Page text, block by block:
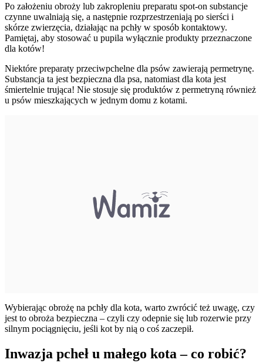
Po założeniu obroży lub zakropleniu preparatu spot-on substancje
czynne uwalniają się, a następnie rozprzestrzeniają po sierści i
skórze zwierzęcia, działając na pchły w sposób kontaktowy.
Pamiętaj, aby stosować u pupila wyłącznie produkty przeznaczone
dla kotów!
Niektóre preparaty przeciwpchelne dla psów zawierają permetrynę.
Substancja ta jest bezpieczna dla psa, natomiast dla kota jest
śmiertelnie trująca! Nie stosuje się produktów z permetryną również
u psów mieszkających w jednym domu z kotami.
Wybierając obrożę na pchły dla kota, warto zwrócić też uwagę, czy
jest to obroża bezpieczna – czyli czy odepnie się lub rozerwie przy
silnym pociągnięciu, jeśli kot by nią o coś zaczepił.
Inwazja pcheł u małego kota – co robić?